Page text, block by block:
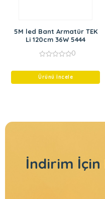
5M led Bant Armatür TEK
Li 120cm 36W 5444
of
0
Ürünü İncele
İndirim İçin